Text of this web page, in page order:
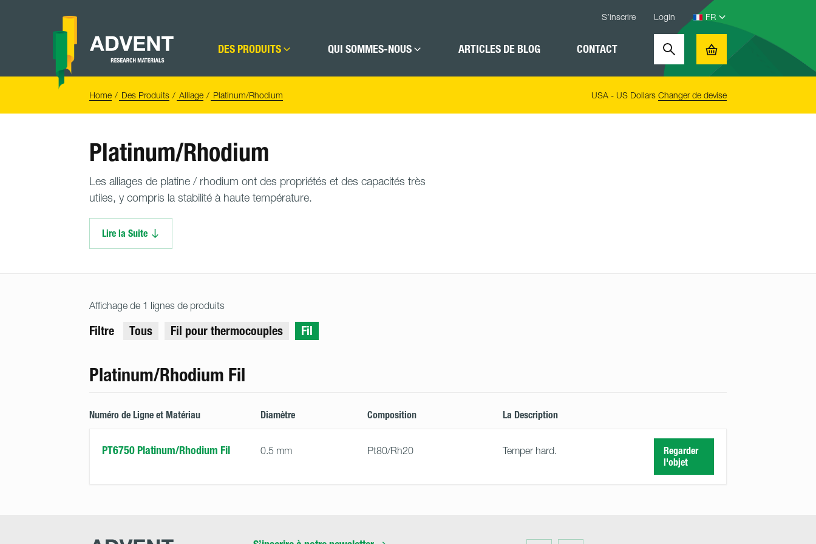
S’inscrire Login
DES PRODUITS QUI SOMMES-NOUS ARTICLES DE BLOG CONTACT Search Basket
Home Des Produits Alliage Platinum/Rhodium USA - US Dollars Changer de devise
Platinum/Rhodium
Les alliages de platine / rhodium ont des propriétés et des capacités très
utiles, y compris la stabilité à haute température.
Lire la Suite
Affichage de 1 lignes de produits
Filtre Tous Fil pour thermocouples Fil
Platinum/Rhodium Fil
Numéro de Ligne et Matériau Diamètre Composition La Description
PT6750 Platinum/Rhodium Fil 0.5 mm Pt80/Rh20 Temper hard.
Regarder
l'objet